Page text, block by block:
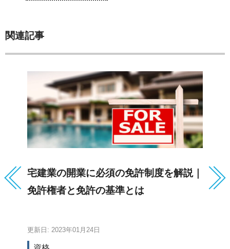
関連記事
宅建業の開業に必須の免許制度を解説｜
免許権者と免許の基準とは
更新日: 2023年01月24日
住